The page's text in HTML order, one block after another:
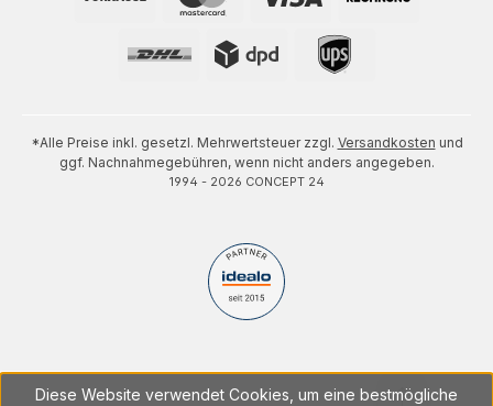
*Alle Preise inkl. gesetzl. Mehrwertsteuer zzgl. Versandkosten und
ggf. Nachnahmegebühren, wenn nicht anders angegeben.
1994 - 2026 CONCEPT 24
Diese Website verwendet Cookies, um eine bestmögliche